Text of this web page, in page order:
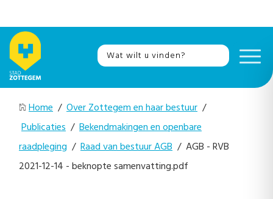
Home / Over Zottegem en haar bestuur /
Publicaties / Bekendmakingen en openbare
raadpleging / Raad van bestuur AGB / AGB - RVB
2021-12-14 - beknopte samenvatting.pdf